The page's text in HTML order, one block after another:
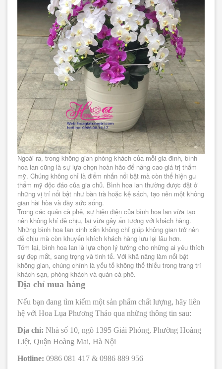
Ngoài ra, trong không gian phòng khách của mỗi gia đình, bình
hoa lan cũng là sự lựa chọn hoàn hảo để nâng cao giá trị thẩm
mỹ. Chúng không chỉ là điểm nhấn nổi bật mà còn thể hiện gu
thẩm mỹ độc đáo của gia chủ. Bình hoa lan thường được đặt ở
những vị trí nổi bật như bàn trà hoặc kệ sách, tạo nên một không
gian hài hòa và đầy sức sống.
Trong các quán cà phê, sự hiện diện của bình hoa lan vừa tạo
nên không khí dễ chịu, lại vừa gây ấn tượng với khách hàng.
Những bình hoa lan xinh xắn không chỉ giúp không gian trở nên
dễ chịu mà còn khuyến khích khách hàng lưu lại lâu hơn.
Tóm lại, bình hoa lan là lựa chọn lý tưởng cho những ai yêu thích
sự đẹp mắt, sang trọng và tinh tế. Với khả năng làm nổi bật
không gian, chúng chính là yếu tố không thể thiếu trong trang trí
khách sạn, phòng khách và quán cà phê.
Địa chỉ mua hàng
Nếu bạn đang tìm kiếm một sản phẩm chất lượng, hãy liên
hệ với Hoa Lụa Phương Thảo qua những thông tin sau:
Địa chỉ: Nhà số 10, ngõ 1395 Giải Phóng, Phường Hoàng
Liệt, Quận Hoàng Mai, Hà Nội
Hotline: 0986 081 417 & 0986 889 956